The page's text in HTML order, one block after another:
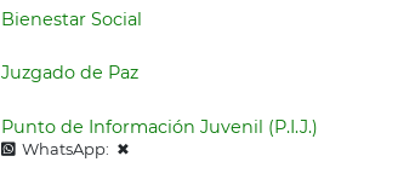
Bienestar Social
Juzgado de Paz
Punto de Información Juvenil (P.I.J.)
WhatsApp: ✖